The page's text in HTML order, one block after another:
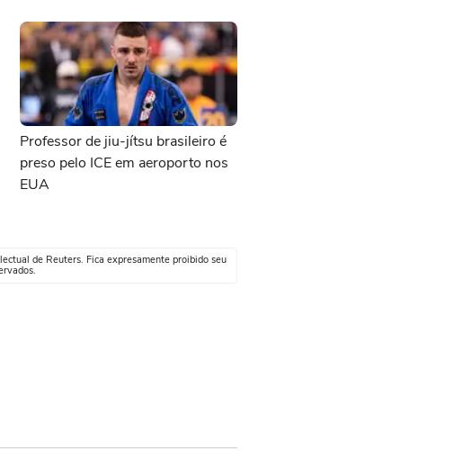
Professor de jiu-jítsu brasileiro é
preso pelo ICE em aeroporto nos
EUA
de Reuters. Fica expresamente proibido seu